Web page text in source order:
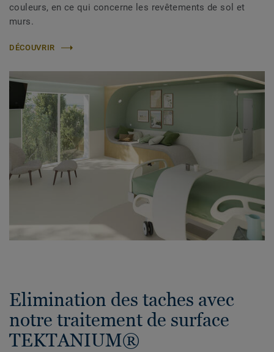
couleurs, en ce qui concerne les revêtements de sol et
murs.
DÉCOUVRIR
Elimination des taches avec
notre traitement de surface
TEKTANIUM®